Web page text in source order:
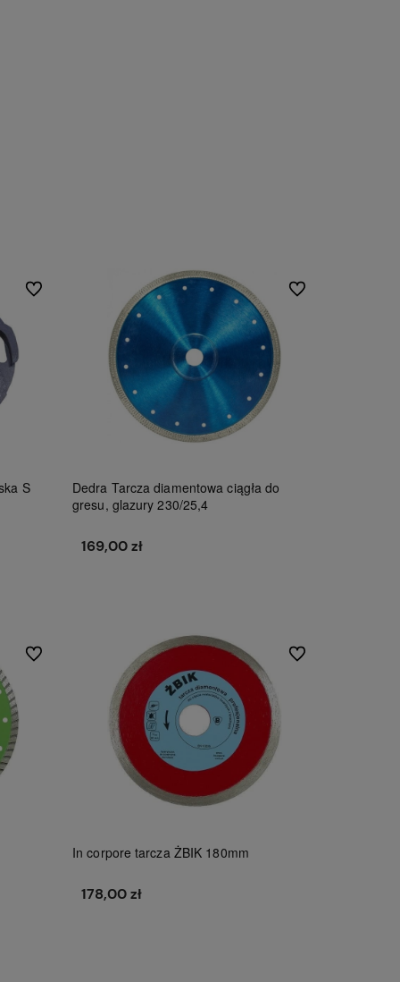
S
Do ulubionych
Dedra Tarcza diamentowa ciągła do
gresu, glazury 230/25,4
169,00 zł
Do ulubionych
Do ulubionych
In corpore tarcza ŻBIK 180mm
178,00 zł
Do ulubionych